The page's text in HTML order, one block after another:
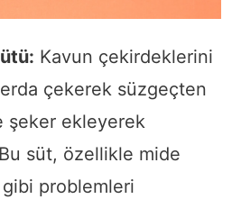
Kavun çekirdeklerini
çekerek süzgeçten
şeker ekleyerek
süt, özellikle mide
gibi problemleri